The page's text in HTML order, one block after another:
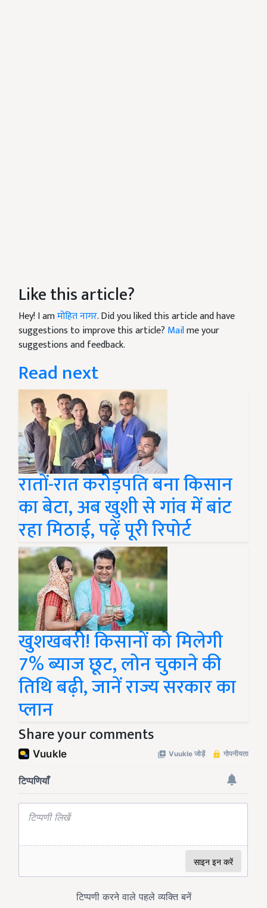
Like this article?
Hey! I amमोहित नागर. Did you liked this article and have
suggestions to improve this article? Mailme your
suggestions and feedback.
Read next
रातों-रात करोड़पति बना किसान
का बेटा, अब खुशी से गांव में बांट
रहा मिठाई, पढ़ें पूरी रिपोर्ट
खुशखबरी! किसानों को मिलेगी
7% ब्याज छूट, लोन चुकाने की
तिथि बढ़ी, जानें राज्य सरकार का
प्लान
Share your comments